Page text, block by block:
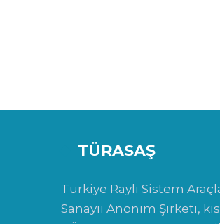
TÜRASAŞ
Türkiye Raylı Sistem
Sanayii Anonim Şirketi,